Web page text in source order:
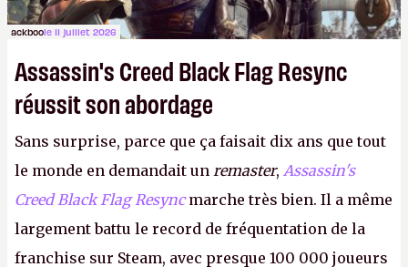
ackboole 11 juillet 2026
Assassin's Creed Black Flag Resync
réussit son abordage
Sans surprise, parce que ça faisait dix ans que tout
le monde en demandait un remaster, Assassin's
Creed Black Flag Resyncmarche très bien. Il a même
largement battu le record de fréquentation de la
franchise sur Steam, avec presque 100 000 joueurs